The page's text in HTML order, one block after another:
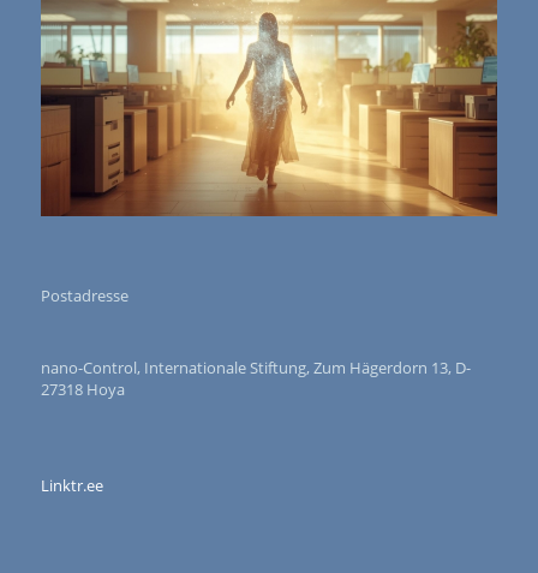
Postadresse
nano-Control, Internationale Stiftung, Zum Hägerdorn 13, D-
27318 Hoya
Linktr.ee